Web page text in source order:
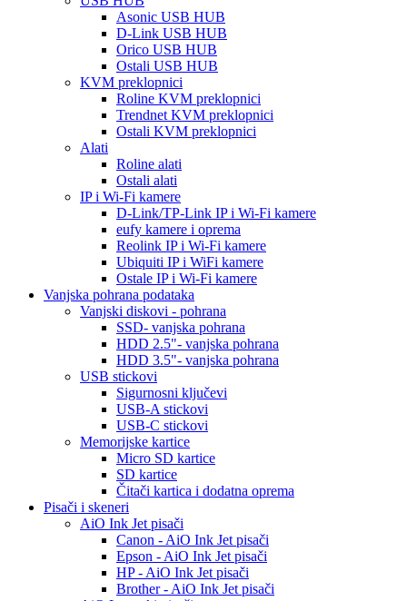
Asonic USB HUB
D-Link USB HUB
Orico USB HUB
Ostali USB HUB
KVM preklopnici
Roline KVM preklopnici
Trendnet KVM preklopnici
Ostali KVM preklopnici
Alati
Roline alati
Ostali alati
IP i Wi-Fi kamere
D-Link/TP-Link IP i Wi-Fi kamere
eufy kamere i oprema
Reolink IP i Wi-Fi kamere
Ubiquiti IP i WiFi kamere
Ostale IP i Wi-Fi kamere
Vanjska pohrana podataka
Vanjski diskovi - pohrana
SSD- vanjska pohrana
HDD 2.5"- vanjska pohrana
HDD 3.5"- vanjska pohrana
USB stickovi
Sigurnosni ključevi
USB-A stickovi
USB-C stickovi
Memorijske kartice
Micro SD kartice
SD kartice
Čitači kartica i dodatna oprema
Pisači i skeneri
AiO Ink Jet pisači
Canon - AiO Ink Jet pisači
Epson - AiO Ink Jet pisači
HP - AiO Ink Jet pisači
Brother - AiO Ink Jet pisači